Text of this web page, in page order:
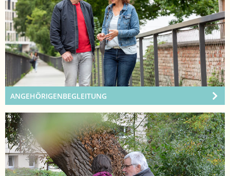
ANGEHÖRIGENBEGLEITUNG